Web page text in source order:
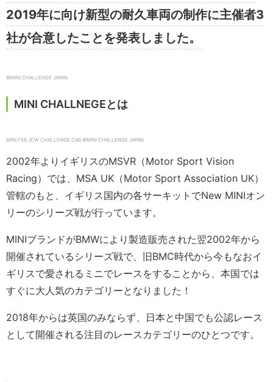
2019年に向け新型の耐久車両の制作に主催者3
社が合意したことを発表しました。
©️MINI CHALLENGE JAPAN
MINI CHALLNEGEとは
MINI F56 JCW CHALLENGE CAR ©️MINI CHALLENGE JAPAN
2002年よりイギリスのMSVR（Motor Sport Vision
Racing）では、MSA UK（Motor Sport Association UK）
管轄のもと、イギリス国内の各サーキットでNew MINIオン
リーのシリーズ戦が行っています。
MINIブランドがBMWにより製造販売された翌2002年から
開催されているシリーズ戦で、旧BMC時代から今もなおイ
ギリスで愛されるミニでレースをすることから、本国では
すぐに大人気のカテゴリーとなりました！
2018年からは英国のみならず、日本と中国でも公認レース
として開催される注目のレースカテゴリーのひとつです。